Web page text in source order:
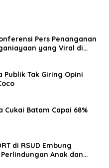
Pers Penanganan
yang Viral di
Publik Tak Giring Opini
Cukai Batam Capai 68%
di RSUD Embung
Anak dan